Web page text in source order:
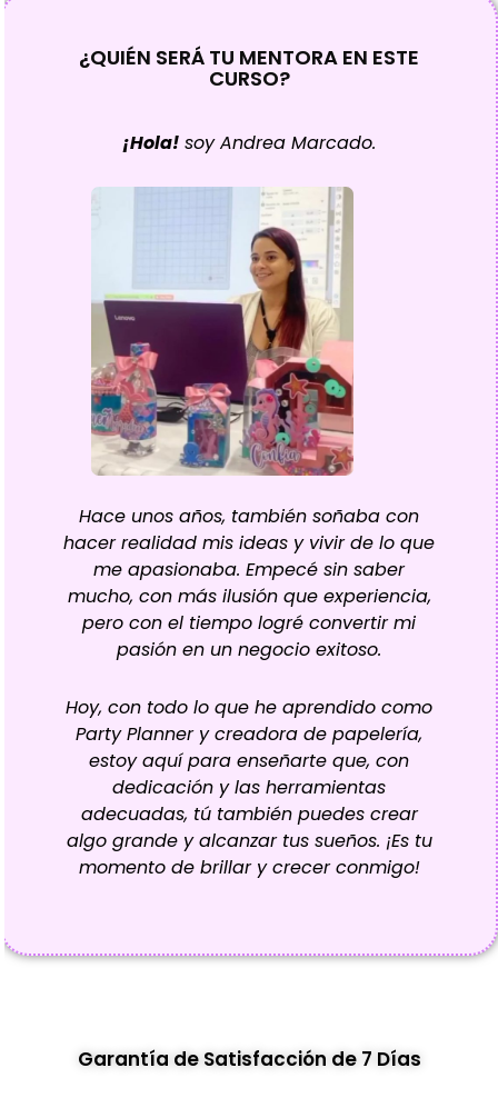
¿QUIÉN SERÁ TU MENTORA EN ESTE
CURSO?
¡Hola! soy Andrea Marcado.
Hace unos años, también soñaba con
hacer realidad mis ideas y vivir de lo que
me apasionaba. Empecé sin saber
mucho, con más ilusión que experiencia,
pero con el tiempo logré convertir mi
pasión en un negocio exitoso.
Hoy, con todo lo que he aprendido como
Party Planner y creadora de papelería,
estoy aquí para enseñarte que, con
dedicación y las herramientas
adecuadas, tú también puedes crear
algo grande y alcanzar tus sueños. ¡Es tu
momento de brillar y crecer conmigo!
Garantía de Satisfacción de 7 Días